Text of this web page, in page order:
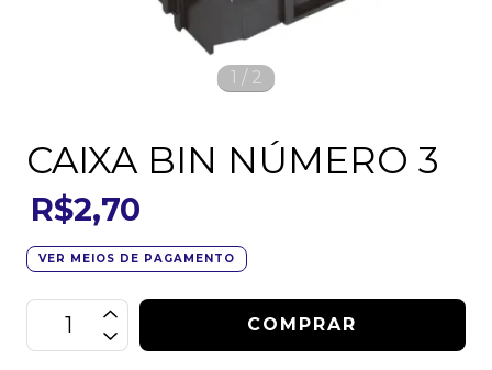
1 / 2
CAIXA BIN NÚMERO 3
R$2,70
VER MEIOS DE PAGAMENTO